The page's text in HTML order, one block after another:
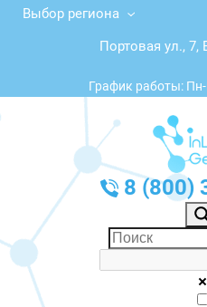
Выбор региона
Портовая ул., 7,
График работы:
8 (800)